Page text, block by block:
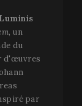
, un
du
d'œuvres
par